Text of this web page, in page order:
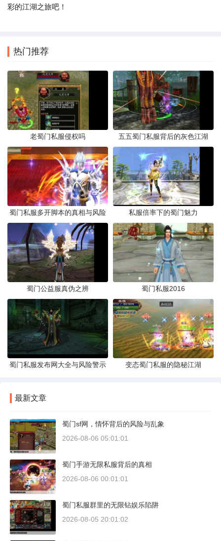
彩的江湖之旅吧！
热门推荐
老蜀门私服侵权吗 五五蜀门私服背后的灰色江湖
蜀门私服多开脚本的真相与风险 私服倍率下的蜀门魅力
蜀门公益服真伪之辨 蜀门私服2016
蜀门私服发布网大全与风险警示 变态蜀门私服的隐秘江湖
最新文章
蜀门sf网，情怀背后的风险与乱象
2026-08-06 05:01:01
蜀门手游无限私服背后的真相
2026-08-06 00:01:01
蜀门私服群里的无限钻娱乐陷阱
2026-08-05 20:01:02